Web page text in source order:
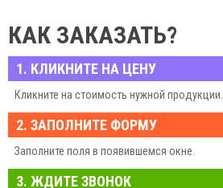
КАК ЗАКАЗАТЬ?
1. КЛИКНИТЕ НА ЦЕНУ
Кликните на стоимость нужной продукции.
2. ЗАПОЛНИТЕ ФОРМУ
Заполните поля в появившемся окне.
3. ЖДИТЕ ЗВОНОК